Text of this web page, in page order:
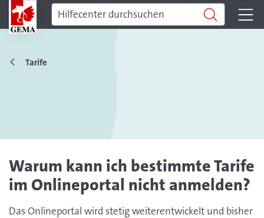
Tarife
Warum kann ich bestimmte Tarife
im Onlineportal nicht anmelden?
Das Onlineportal wird stetig weiterentwickelt und bisher